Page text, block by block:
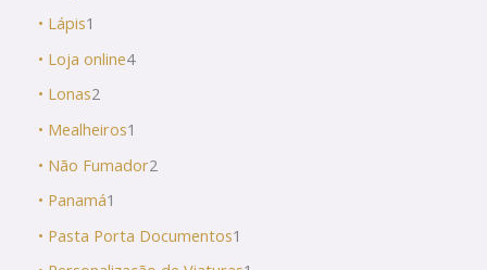
• Lápis1
• Loja online4
• Lonas2
• Mealheiros1
• Não Fumador2
• Panamá1
• Pasta Porta Documentos1